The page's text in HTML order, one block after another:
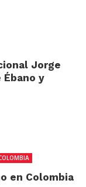
Jorge
Ébano y
en Colombia